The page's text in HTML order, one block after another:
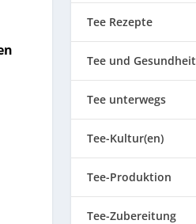
Tee Rezepte
Tee und Gesundheit
Tee unterwegs
Tee-Kultur(en)
Tee-Produktion
Tee-Zubereitung